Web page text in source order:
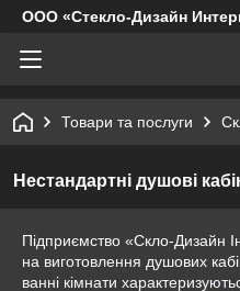
ООО «Стекло-Дизайн
Товари та послуги
Нестандартні душові
Підприємство «Скло-Дизайн
на виготовлення душових
ванні кімнати